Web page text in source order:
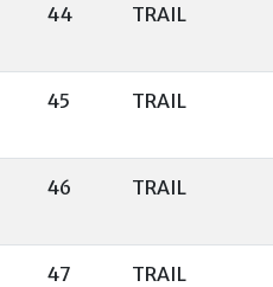
44 TRAIL
45 TRAIL
46 TRAIL
47 TRAIL